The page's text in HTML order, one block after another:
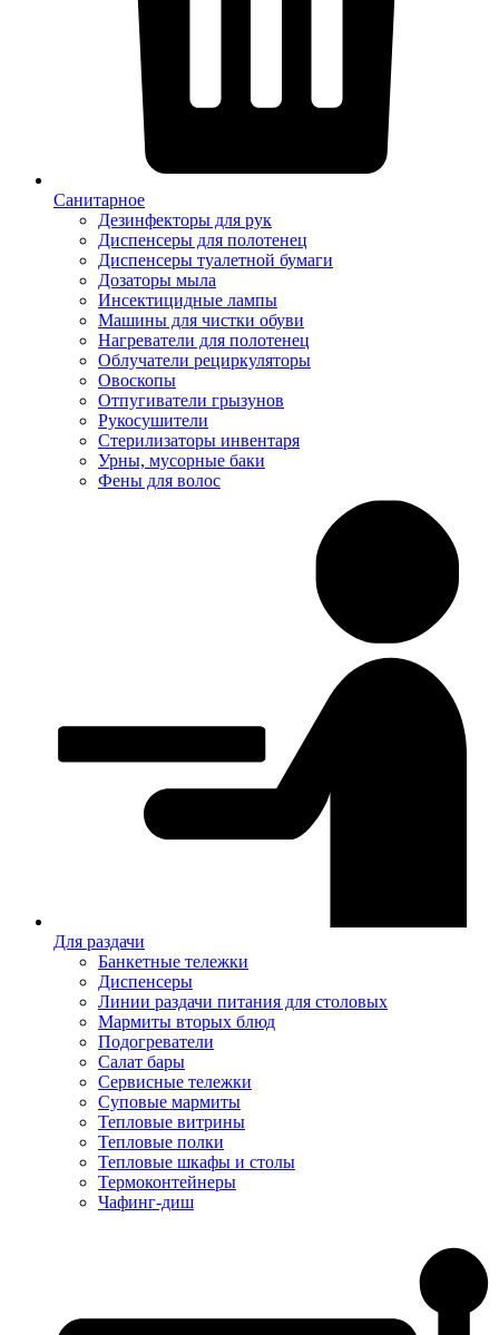
Санитарное
Дезинфекторы для рук
Диспенсеры для полотенец
Диспенсеры туалетной бумаги
Дозаторы мыла
Инсектицидные лампы
Машины для чистки обуви
Нагреватели для полотенец
Облучатели рециркуляторы
Овоскопы
Отпугиватели грызунов
Рукосушители
Стерилизаторы инвентаря
Урны, мусорные баки
Фены для волос
Для раздачи
Банкетные тележки
Диспенсеры
Линии раздачи питания для столовых
Мармиты вторых блюд
Подогреватели
Салат бары
Сервисные тележки
Суповые мармиты
Тепловые витрины
Тепловые полки
Тепловые шкафы и столы
Термоконтейнеры
Чафинг-диш